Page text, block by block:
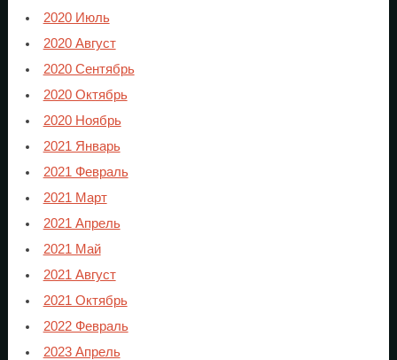
2020 Июль
2020 Август
2020 Сентябрь
2020 Октябрь
2020 Ноябрь
2021 Январь
2021 Февраль
2021 Март
2021 Апрель
2021 Май
2021 Август
2021 Октябрь
2022 Февраль
2023 Апрель